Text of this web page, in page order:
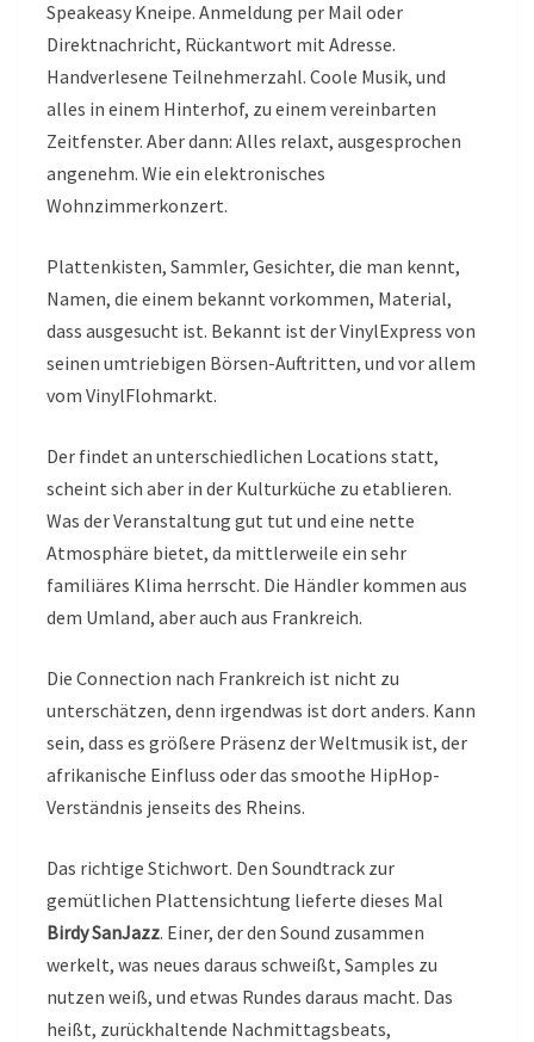
Speakeasy Kneipe. Anmeldung per Mail oder
Direktnachricht, Rückantwort mit Adresse.
Handverlesene Teilnehmerzahl. Coole Musik, und
alles in einem Hinterhof, zu einem vereinbarten
Zeitfenster. Aber dann: Alles relaxt, ausgesprochen
angenehm. Wie ein elektronisches
Wohnzimmerkonzert.
Plattenkisten, Sammler, Gesichter, die man kennt,
Namen, die einem bekannt vorkommen, Material,
dass ausgesucht ist. Bekannt ist der VinylExpress von
seinen umtriebigen Börsen-Auftritten, und vor allem
vom VinylFlohmarkt.
Der findet an unterschiedlichen Locations statt,
scheint sich aber in der Kulturküche zu etablieren.
Was der Veranstaltung gut tut und eine nette
Atmosphäre bietet, da mittlerweile ein sehr
familiäres Klima herrscht. Die Händler kommen aus
dem Umland, aber auch aus Frankreich.
Die Connection nach Frankreich ist nicht zu
unterschätzen, denn irgendwas ist dort anders. Kann
sein, dass es größere Präsenz der Weltmusik ist, der
afrikanische Einfluss oder das smoothe HipHop-
Verständnis jenseits des Rheins.
Das richtige Stichwort. Den Soundtrack zur
gemütlichen Plattensichtung lieferte dieses Mal
Birdy SanJazz. Einer, der den Sound zusammen
werkelt, was neues daraus schweißt, Samples zu
nutzen weiß, und etwas Rundes daraus macht. Das
heißt, zurückhaltende Nachmittagsbeats,